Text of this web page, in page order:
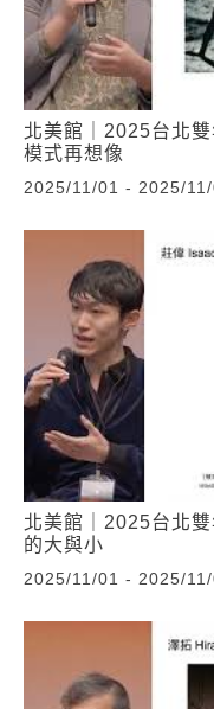
北美館｜2025台北
模式再想像
2025/11/01 - 2025/11/
北美館｜2025台北
的大與小
2025/11/01 - 2025/11/